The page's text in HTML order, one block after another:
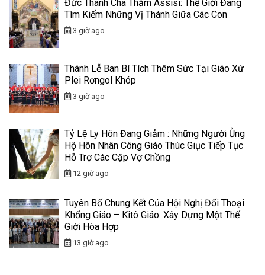
Đức Thánh Cha Thăm Assisi: Thế Giới Đang
Tìm Kiếm Những Vị Thánh Giữa Các Con
3 giờ ago
Thánh Lễ Ban Bí Tích Thêm Sức Tại Giáo Xứ
Plei Rơngol Khóp
3 giờ ago
Tỷ Lệ Ly Hôn Đang Giảm : Những Người Ủng
Hộ Hôn Nhân Công Giáo Thúc Giục Tiếp Tục
Hỗ Trợ Các Cặp Vợ Chồng
12 giờ ago
Tuyên Bố Chung Kết Của Hội Nghị Đối Thoại
Khổng Giáo – Kitô Giáo: Xây Dựng Một Thế
Giới Hòa Hợp
13 giờ ago